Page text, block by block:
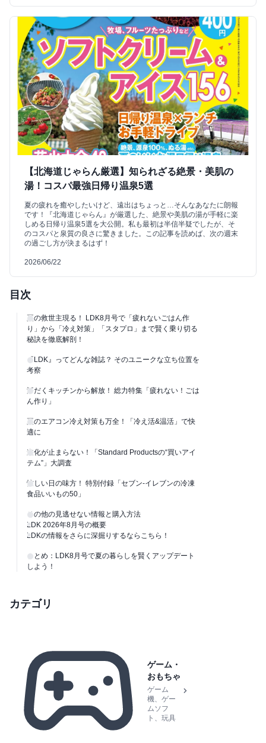
【北海道じゃらん厳選】知られざる絶景・美肌の
湯！コスパ最強日帰り温泉5選
夏の疲れを癒やしたいけど、遠出はちょっと…そんなあなたに朗報
です！『北海道じゃらん』が厳選した、絶景や美肌の湯が手軽に楽
しめる日帰り温泉5選を大公開。私も最初は半信半疑でしたが、そ
のコスパと泉質の良さに驚きました。この記事を読めば、次の週末
の過ごし方が決まるはず！
2026/06/22
目次
夏の救世主現る！ LDK8月号で「疲れないごはん作
り」から「冷え対策」「スタプロ」まで賢く乗り切る
秘訣を徹底解剖！
『LDK』ってどんな雑誌？ そのユニークな立ち位置を
考察
汗だくキッチンから解放！ 総力特集「疲れない！ごは
ん作り」
夏のエアコン冷え対策も万全！「冷え活&温活」で快
適に
進化が止まらない！「Standard Productsの“買いアイ
テム”」大調査
忙しい日の味方！ 特別付録「セブン-イレブンの冷凍
食品いいもの50」
その他の見逃せない情報と購入方法
LDK 2026年8月号の概要
LDKの情報をさらに深掘りするならこちら！
まとめ：LDK8月号で夏の暮らしを賢くアップデート
しよう！
カテゴリ
ゲーム・
おもちゃ
ゲーム
機、ゲー
ムソフ
ト、玩具